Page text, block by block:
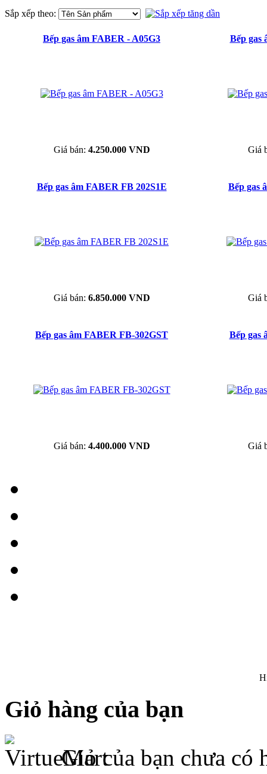
Sắp xếp theo:
Bếp gas âm FABER - A05G3
Giá bán: 4.250.000 VND
Bếp gas
Giá
Bếp gas âm FABER FB 202S1E
Giá bán: 6.850.000 VND
Bếp gas
Giá
Bếp gas âm FABER FB-302GST
Giá bán: 4.400.000 VND
Bếp gas
Giá
Giỏ hàng của bạn
Giỏ của bạn chưa có